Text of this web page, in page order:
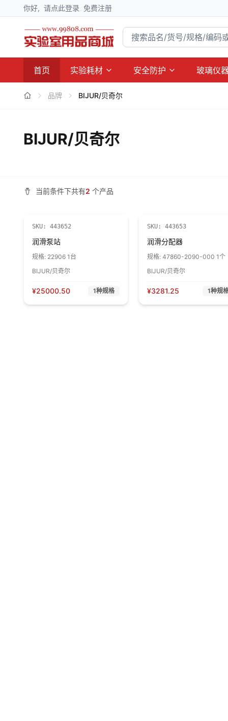
你好, 请点此登录 免费注册
首页 实验耗材 安全防护 玻璃仪
品牌 BIJUR/贝奇尔
BIJUR/贝奇尔
当前条件下共有2 个产品
SKU: 443652
润滑泵站
规格: 22906 1台
BIJUR/贝奇尔
¥25000.50 1种规格
SKU: 443653
润滑分配器
规格: 47860-2090-000 1个
BIJUR/贝奇尔
¥3281.25 1种规